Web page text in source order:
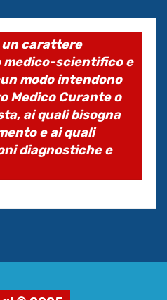
carattere
scientifico e
modo intendono
Medico Curante o
ai quali bisogna
e ai quali
diagnostiche e